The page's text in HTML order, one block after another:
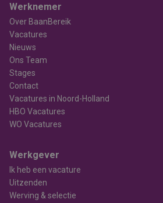
Werknemer
Over BaanBereik
Vacatures
Nieuws
Ons Team
Stages
Contact
Vacatures in Noord-Holland
HBO Vacatures
WO Vacatures
Werkgever
Ik heb een vacature
Uitzenden
Werving & selectie